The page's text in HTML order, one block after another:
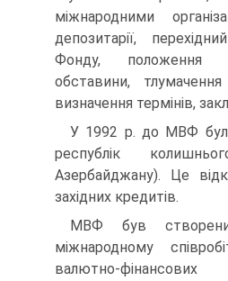
міжнародними
депозитарії,
Фонду, положення
обставини,
визначення термінів,
У 1992 р. до МВФ
республік
Азербайджану). Це
західних кредитів.
МВФ був
міжнародному
валютно-